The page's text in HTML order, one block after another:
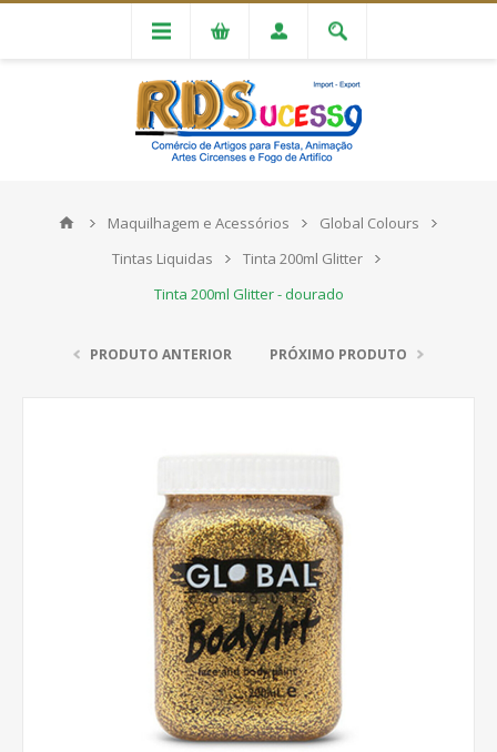
Maquilhagem e Acessórios
Global Colours
Tintas Liquidas
Tinta 200ml Glitter
Tinta 200ml Glitter - dourado
PRODUTO ANTERIOR PRÓXIMO PRODUTO